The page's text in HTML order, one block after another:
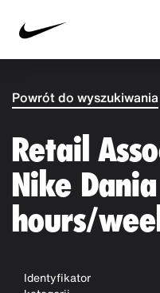
Powrót do wyszukiwania
Retail
Nike
hours/
Identyfikator